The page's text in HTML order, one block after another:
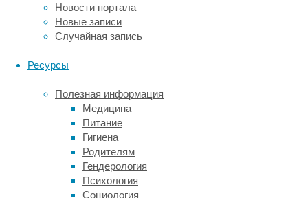
Новости портала
Новые записи
Случайная запись
Ресурсы
Полезная информация
Медицина
Питание
Гигиена
Родителям
Гендерология
Психология
Социология
Считается,
что
хронической
при
которой
людей
возникают
трудности
засыпанием